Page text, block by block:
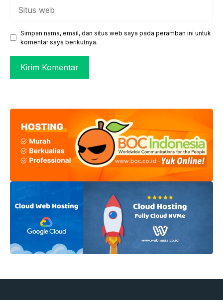
web
Simpan nama, email, dan situs web saya pada peramban ini untuk
komentar saya berikutnya.